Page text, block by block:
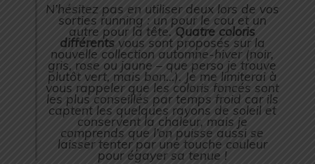
N’hésitez pas en utiliser deux lors de vos
sorties running : un pour le cou et un
autre pour la tête.Quatre coloris
différentsvous sont proposés sur la
nouvelle collection automne-hiver (noir,
gris, rose ou jaune – que perso je trouve
plutôt vert, mais bon…). Je me limiterai à
vous rappeler que les coloris foncés sont
les plus conseillés par temps froid car ils
captent les quelques rayons de soleil et
conservent la chaleur, mais je
comprends que l’on puisse aussi se
laisser tenter par une touche couleur
pour égayer sa tenue !